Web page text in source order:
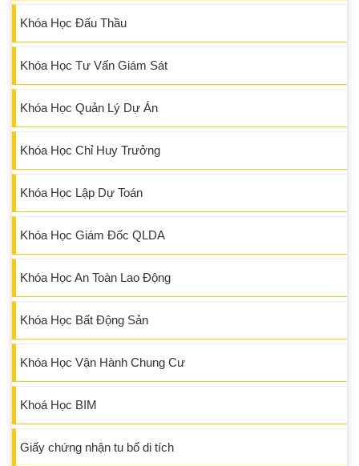
Khóa Học Đấu Thầu
Khóa Học Tư Vấn Giám Sát
Khóa Học Quản Lý Dự Án
Khóa Học Chỉ Huy Trưởng
Khóa Học Lập Dự Toán
Khóa Học Giám Đốc QLDA
Khóa Học An Toàn Lao Động
Khóa Học Bất Động Sản
Khóa Học Vận Hành Chung Cư
Khoá Học BIM
Giấy chứng nhận tu bổ di tích